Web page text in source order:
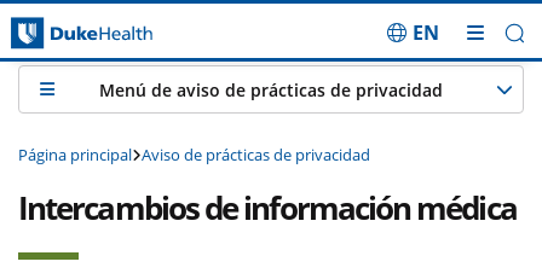
Saltar navegación
EN
Página principal Aviso de prácticas de privacidad
Menú de aviso de prácticas de privacidad
Intercambios de información médica